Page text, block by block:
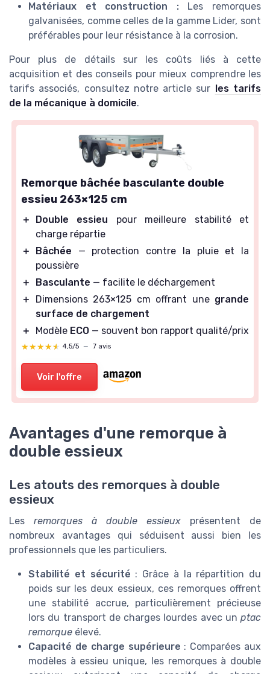
Matériaux et construction :Les remorques
galvanisées, comme celles de la gamme Lider, sont
préférables pour leur résistance à la corrosion.
Pour plus de détails sur les coûts liés à cette
acquisition et des conseils pour mieux comprendre les
tarifs associés, consultez notre article sur les tarifs
de la mécanique à domicile.
Remorque bâchée basculante double
essieu 263×125 cm
＋ Double essieu pour meilleure stabilité et
charge répartie
＋
Bâchée — protection contre la pluie et la
poussière
＋
Basculante — facilite le déchargement
＋
Dimensions 263×125 cm offrant une grande
surface de chargement
＋
Modèle ECO — souvent bon rapport qualité/prix
★★★★★
★★★★★ 4,5/5 — 7 avis
Voir l'offre
Avantages d'une remorque à
double essieux
Les atouts des remorques à double
essieux
Les remorques à double essieux présentent de
nombreux avantages qui séduisent aussi bien les
professionnels que les particuliers.
Stabilité et sécurité : Grâce à la répartition du
poids sur les deux essieux, ces remorques offrent
une stabilité accrue, particulièrement précieuse
lors du transport de charges lourdes avec un ptac
remorque élevé.
Capacité de charge supérieure : Comparées aux
modèles à essieu unique, les remorques à double